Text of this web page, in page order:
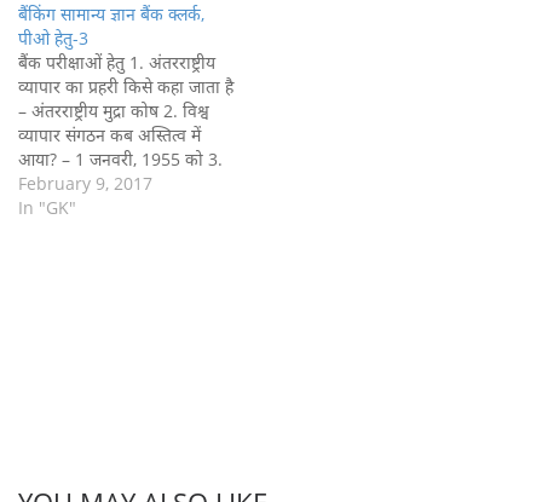
बैंकिंग सामान्य ज्ञान बैंक क्लर्क,
पीओ हेतु-3
बैंक परीक्षाओं हेतु 1. अंतरराष्ट्रीय
व्यापार का प्रहरी किसे कहा जाता है
– अंतरराष्ट्रीय मुद्रा कोष 2. विश्व
व्यापार संगठन कब अस्तित्व में
आया? – 1 जनवरी, 1955 को 3.
राष्ट्रीय आवास विकास बैंक किसकी
सहयोगी संस्था है? – भारतीय रिजर्व
February 9, 2017
In "GK"